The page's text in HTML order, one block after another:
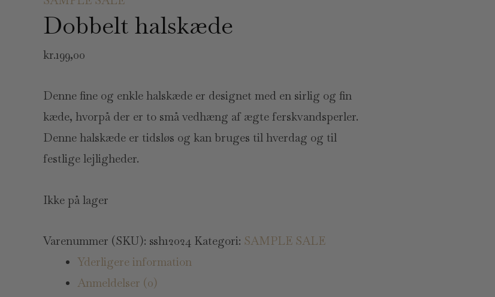
Dobbelt halskæde
kr.199,00
Denne fine og enkle halskæde er designet med en sirlig og fin
kæde, hvorpå der er to små vedhæng af ægte ferskvandsperler.
Denne halskæde er tidsløs og kan bruges til hverdag og til
festlige lejligheder.
Ikke på lager
Varenummer (SKU): ssh12024 Kategori: SAMPLE SALE
Yderligere information
Anmeldelser (0)